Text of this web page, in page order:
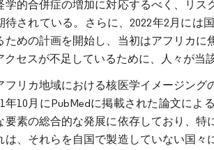
学的合併症の増加に対応するべく、リ
待されている。さらに、2022年2月には
ための計画を開始し、当初はアフリカ
クセスが不足しているために、人々が当
フリカ地域における核医学イメージン
年10月にPubMedに掲載された論文に
要素の総合的な発展に依存しており、
は、それらを自国で製造していない国